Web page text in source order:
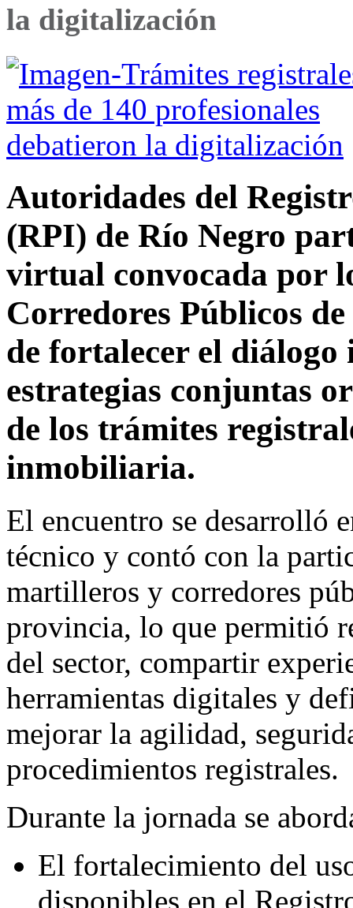
la digitalización
Autoridades del
(RPI) de Río Negro
virtual convocada por
Corredores Públicos
de fortalecer el
estrategias conjuntas
de los trámites
inmobiliaria.
El encuentro se desarrolló
técnico y contó con la
martilleros y corredores
provincia, lo que permitió
del sector, compartir
herramientas digitales y
mejorar la agilidad,
procedimientos registrales.
Durante la jornada se
El fortalecimiento del
disponibles en el